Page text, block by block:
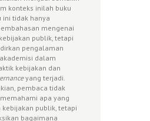
konteks inilah buku
ini tidak hanya
mengenai
publik, tetapi
pengalaman
dalam
kebijakan dan
yang terjadi.
pembaca tidak
apa yang
publik, tetapi
bagaimana